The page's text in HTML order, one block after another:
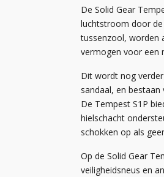
De Solid Gear
luchtstroom door de
tussenzool, worden
vermogen voor een
Dit wordt nog
sandaal, en
De Tempest S1P
hielschacht
schokken op als
Op de Solid Gear
veiligheidsneus en